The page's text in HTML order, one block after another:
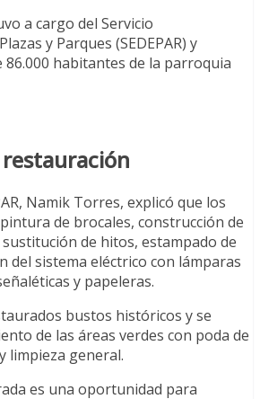
a cargo del Servicio
y Parques (SEDEPAR) y
86.000 habitantes de la parroquia
Namik Torres, explicó que los
de brocales, construcción de
de hitos, estampado de
del sistema eléctrico con lámparas
y papeleras.
bustos históricos y se
de las áreas verdes con poda de
limpieza general.
es una oportunidad para